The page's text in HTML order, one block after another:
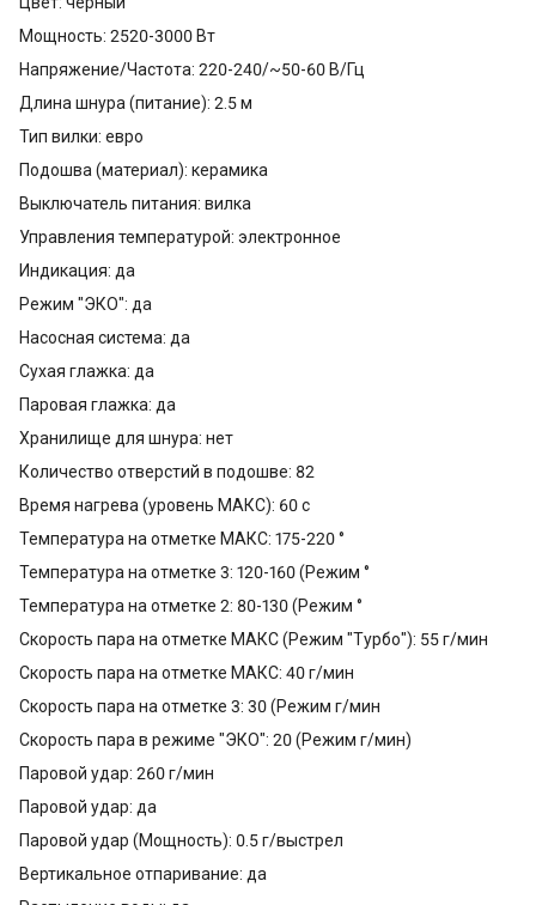
Мощность: 2520-3000 Вт
Напряжение/Частота: 220-240/~50-60 В/Гц
Длина шнура (питание): 2.5 м
Тип вилки: евро
Подошва (материал): керамика
Выключатель питания: вилка
Управления температурой: электронное
Индикация: да
Режим "ЭКО": да
Насосная система: да
Сухая глажка: да
Паровая глажка: да
Хранилище для шнура: нет
Количество отверстий в подошве: 82
Время нагрева (уровень МАКС): 60 с
Температура на отметке МАКС: 175-220 °
Температура на отметке 3: 120-160 (Режим °
Температура на отметке 2: 80-130 (Режим °
Скорость пара на отметке МАКС (Режим "Турбо"): 55 г/мин
Скорость пара на отметке МАКС: 40 г/мин
Скорость пара на отметке 3: 30 (Режим г/мин
Скорость пара в режиме "ЭКО": 20 (Режим г/мин)
Паровой удар: 260 г/мин
Паровой удар: да
Паровой удар (Мощность): 0.5 г/выстрел
Вертикальное отпаривание: да